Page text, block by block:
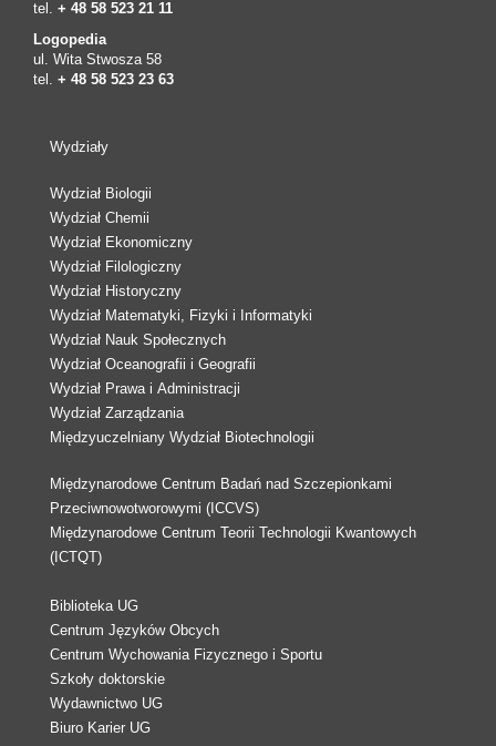
tel. + 48 58 523 21 11
Logopedia
ul. Wita Stwosza 58
tel. + 48 58 523 23 63
Wydziały
Wydział Biologii
Wydział Chemii
Wydział Ekonomiczny
Wydział Filologiczny
Wydział Historyczny
Wydział Matematyki, Fizyki i Informatyki
Wydział Nauk Społecznych
Wydział Oceanografii i Geografii
Wydział Prawa i Administracji
Wydział Zarządzania
Międzyuczelniany Wydział Biotechnologii
Międzynarodowe Centrum Badań nad Szczepionkami
Przeciwnowotworowymi (ICCVS)
Międzynarodowe Centrum Teorii Technologii Kwantowych
(ICTQT)
Biblioteka UG
Centrum Języków Obcych
Centrum Wychowania Fizycznego i Sportu
Szkoły doktorskie
Wydawnictwo UG
Biuro Karier UG